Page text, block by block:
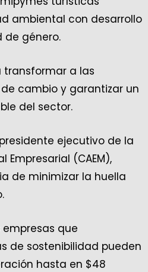
ambiental con desarrollo
de género.
transformar a las
cambio y garantizar un
del sector.
ejecutivo de la
Empresarial (CAEM),
de minimizar la huella
que
de sostenibilidad pueden
hasta en $48